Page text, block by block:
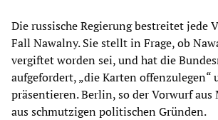
Die russische Regierung bestreitet jede
Fall Nawalny. Sie stellt in Frage, ob
vergiftet worden sei, und hat die
aufgefordert, „die Karten offenzulegen“
präsentieren. Berlin, so der Vorwurf aus
aus schmutzigen politischen Gründen.